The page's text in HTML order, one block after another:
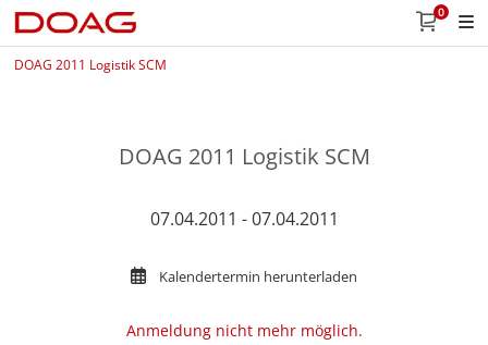
0
DOAG 2011 Logistik SCM
DOAG 2011 Logistik SCM
07.04.2011 - 07.04.2011
Kalendertermin herunterladen
Anmeldung nicht mehr möglich.